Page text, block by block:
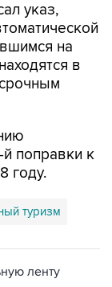
указ,
на
в
поправки к
году.
туризм
ленту